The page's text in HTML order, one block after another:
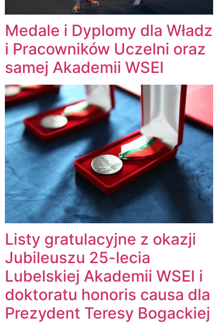
Medale i Dyplomy dla Władz
i Pracowników Uczelni oraz
samej Akademii WSEI
Listy gratulacyjne z okazji
Jubileuszu 25-lecia
Lubelskiej Akademii WSEI i
doktoratu honoris causa dla
Prezydent Teresy Bogackiej